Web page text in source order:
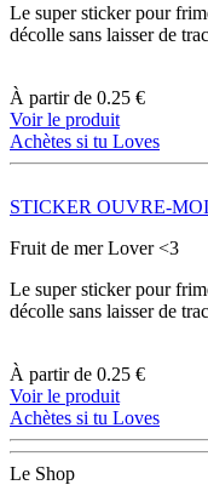
Le super sticker pour
décolle sans laisser de
À partir de 0.25 €
Voir le produit
Achètes si tu Loves
STICKER OUVRE-
Fruit de mer Lover <3
Le super sticker pour
décolle sans laisser de
À partir de 0.25 €
Voir le produit
Achètes si tu Loves
Le Shop